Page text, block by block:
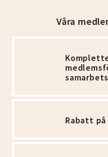
Våra
Rabatt